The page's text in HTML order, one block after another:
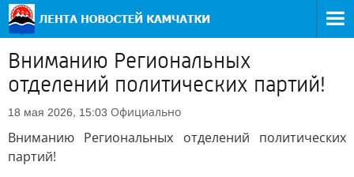
Вниманию Региональных
отделений политических партий!
18 мая 2026, 15:03 Официально
Вниманию Региональных отделений политических
партий!